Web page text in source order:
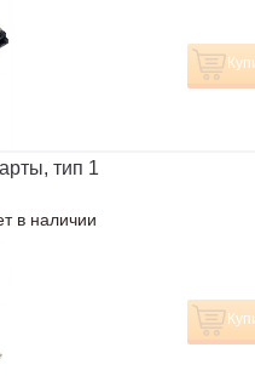
тип 1
в наличии